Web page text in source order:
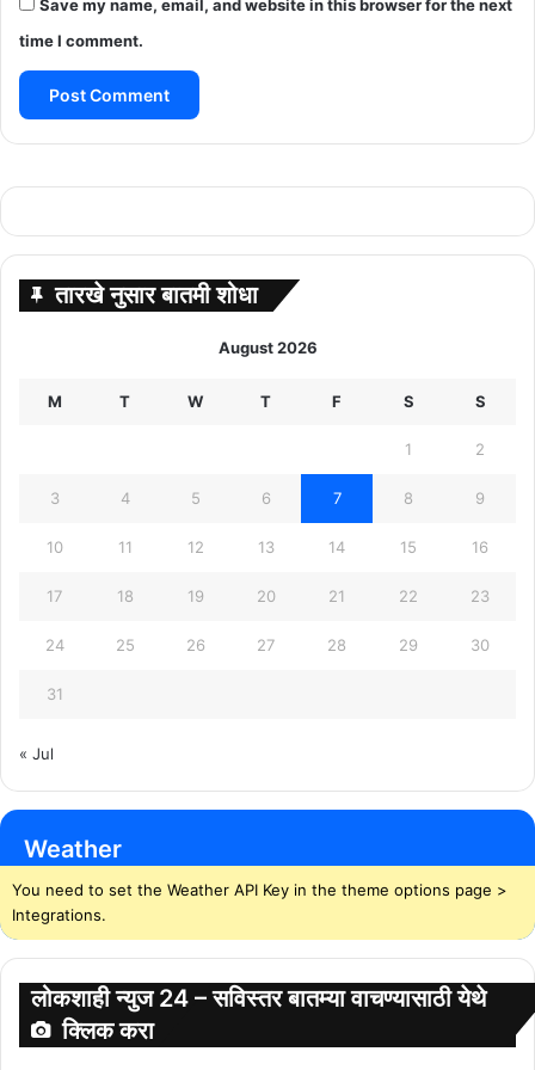
Save my name, email, and website in this browser for the next
time I comment.
तारखे नुसार बातमी शोधा
August 2026
M T W T F S S
1 2
3 4 5 6 7 8 9
10 11 12 13 14 15 16
17 18 19 20 21 22 23
24 25 26 27 28 29 30
31
« Jul
Weather
You need to set the Weather API Key in the theme options page >
Integrations.
लोकशाही न्युज 24 – सविस्तर बातम्या वाचण्यासाठी येथे
क्लिक करा